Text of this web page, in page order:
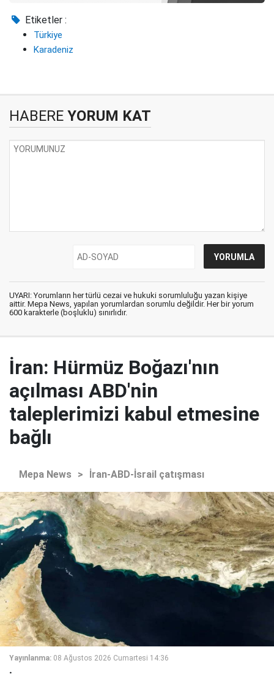
Etiketler :
Türkiye
Karadeniz
HABERE YORUM KAT
UYARI: Yorumların her türlü cezai ve hukuki sorumluluğu yazan kişiye
aittir. Mepa News, yapılan yorumlardan sorumlu değildir. Her bir yorum
600 karakterle (boşluklu) sınırlıdır.
İran: Hürmüz Boğazı'nın
açılması ABD'nin
taleplerimizi kabul etmesine
bağlı
Mepa News > İran-ABD-İsrail çatışması
Yayınlanma: 08 Ağustos 2026 Cumartesi 14:36